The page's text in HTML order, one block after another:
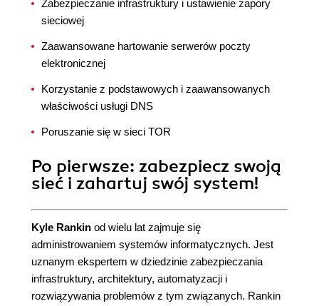
Zabezpieczanie infrastruktury i ustawienie zapory
sieciowej
Zaawansowane hartowanie serwerów poczty
elektronicznej
Korzystanie z podstawowych i zaawansowanych
właściwości usługi DNS
Poruszanie się w sieci TOR
Po pierwsze: zabezpiecz swoją
sieć i zahartuj swój system!
Kyle Rankin od wielu lat zajmuje się
administrowaniem systemów informatycznych. Jest
uznanym ekspertem w dziedzinie zabezpieczania
infrastruktury, architektury, automatyzacji i
rozwiązywania problemów z tym związanych. Rankin